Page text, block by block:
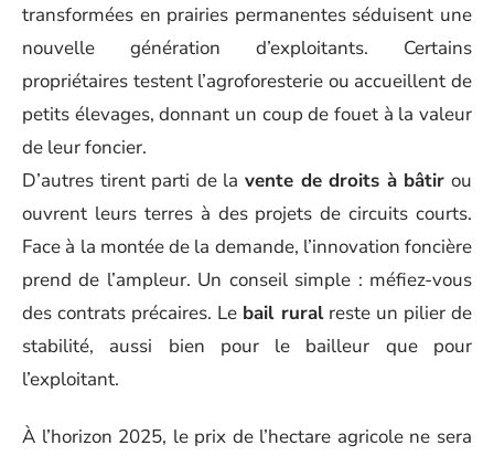
transformées en prairies permanentes séduisent une
nouvelle génération d’exploitants. Certains
propriétaires testent l’agroforesterie ou accueillent de
petits élevages, donnant un coup de fouet à la valeur
de leur foncier.
D’autres tirent parti de la vente de droits à bâtir ou
ouvrent leurs terres à des projets de circuits courts.
Face à la montée de la demande, l’innovation foncière
prend de l’ampleur. Un conseil simple : méfiez-vous
des contrats précaires. Le bail ruralreste un pilier de
stabilité, aussi bien pour le bailleur que pour
l’exploitant.
À l’horizon 2025, le prix de l’hectare agricole ne sera